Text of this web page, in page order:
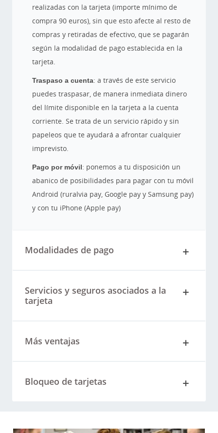
realizadas con la tarjeta (importe mínimo de
compra 90 euros), sin que esto afecte al resto de
compras y retiradas de efectivo, que se pagarán
según la modalidad de pago establecida en la
tarjeta.
Traspaso a cuenta: a través de este servicio
puedes traspasar, de manera inmediata dinero
del límite disponible en la tarjeta a la cuenta
corriente. Se trata de un servicio rápido y sin
papeleos que te ayudará a afrontar cualquier
imprevisto.
Pago por móvil: ponemos a tu disposición un
abanico de posibilidades para pagar con tu móvil
Android (ruralvia pay, Google pay y Samsung pay)
y con tu iPhone (Apple pay)
Modalidades de pago
Servicios y seguros asociados a la
tarjeta
Más ventajas
Bloqueo de tarjetas